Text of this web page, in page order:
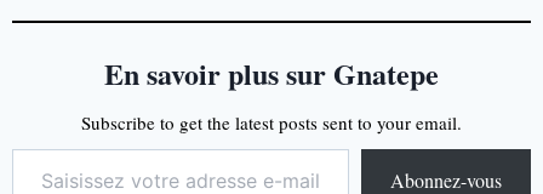
En savoir plus sur Gnatepe
Subscribe to get the latest posts sent to your email.
Abonnez-vous